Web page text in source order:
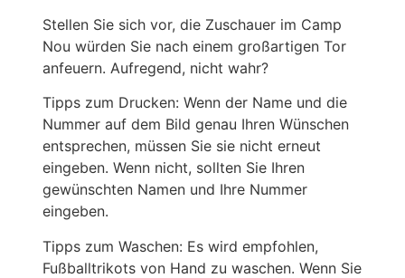
Stellen Sie sich vor, die Zuschauer im Camp
Nou würden Sie nach einem großartigen Tor
anfeuern. Aufregend, nicht wahr?
Tipps zum Drucken: Wenn der Name und die
Nummer auf dem Bild genau Ihren Wünschen
entsprechen, müssen Sie sie nicht erneut
eingeben. Wenn nicht, sollten Sie Ihren
gewünschten Namen und Ihre Nummer
eingeben.
Tipps zum Waschen: Es wird empfohlen,
Fußballtrikots von Hand zu waschen. Wenn Sie